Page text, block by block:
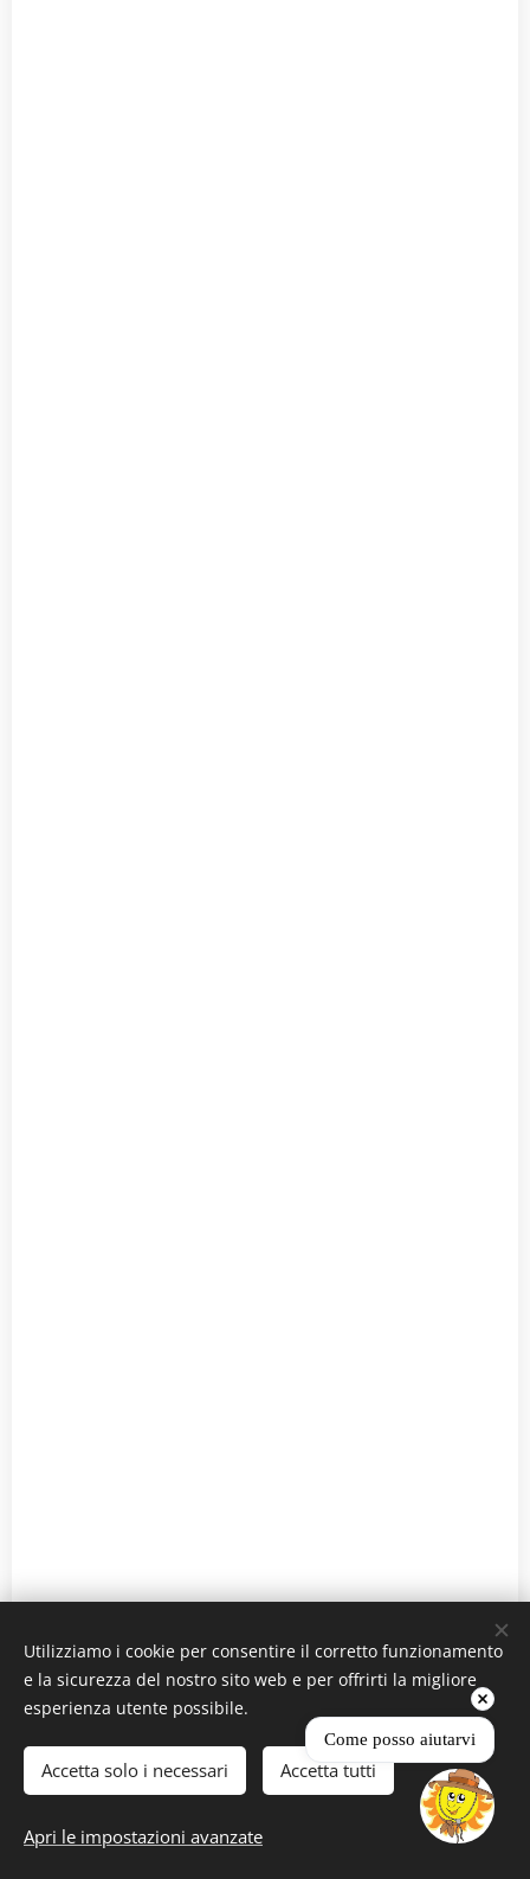
Utilizziamo i cookie per consentire il corretto funzionamento
e la sicurezza del nostro sito web e per offrirti la migliore
esperienza utente possibile.
Accetta solo i necessari Accetta tutti
Apri le impostazioni avanzate
Come posso aiutarvi